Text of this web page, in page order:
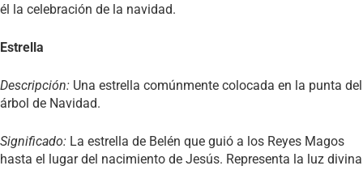
él la celebración de la navidad.
Estrella
Descripción: Una estrella comúnmente colocada en la punta del
árbol de Navidad.
Significado: La estrella de Belén que guió a los Reyes Magos
hasta el lugar del nacimiento de Jesús. Representa la luz divina